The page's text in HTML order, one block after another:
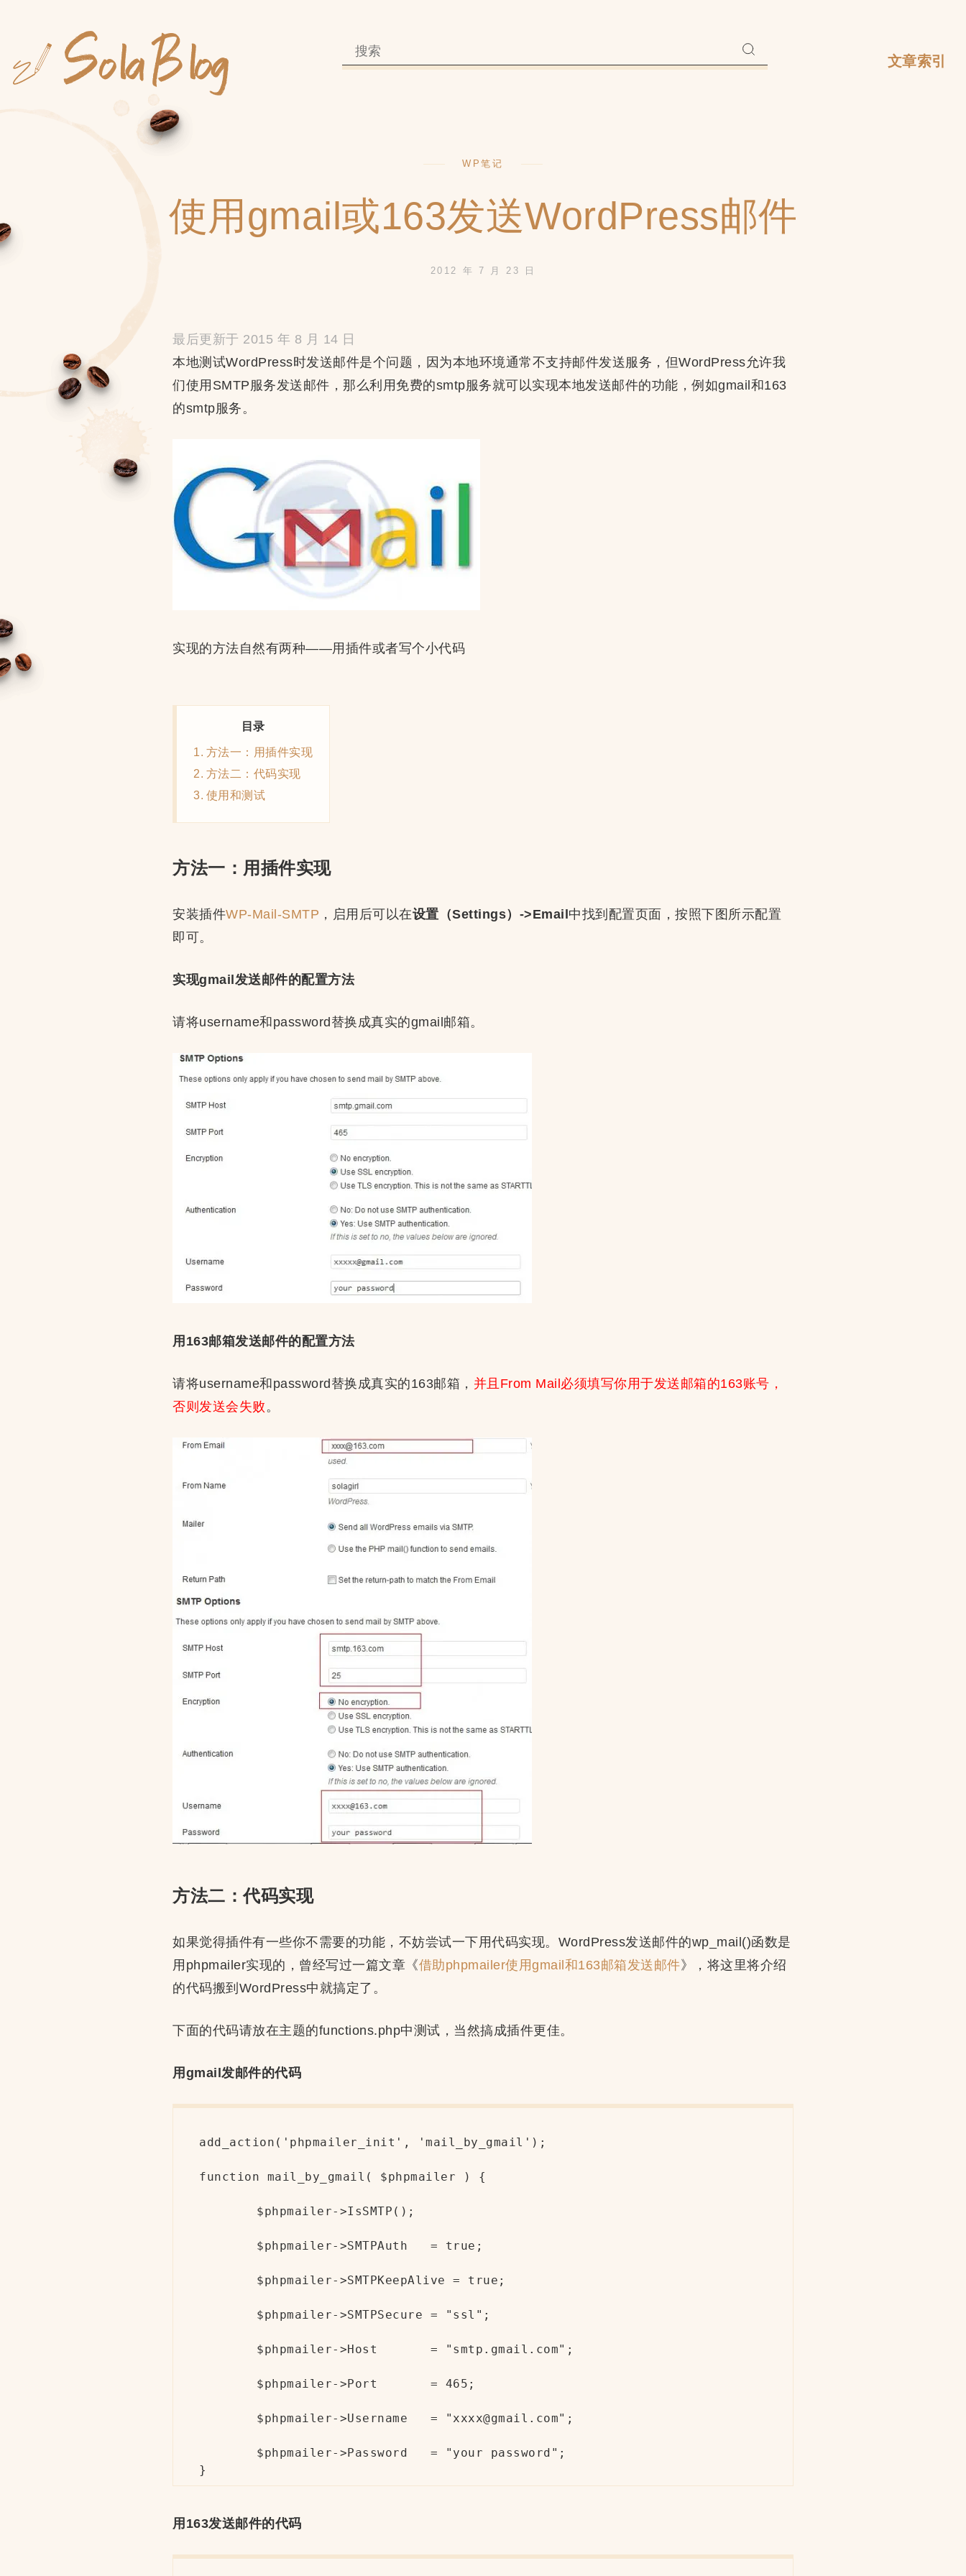
content
文章索引
WP笔记
使用gmail或163发送WordPress邮件
2012 年 7 月 23 日
最后更新于 2015 年 8 月 14 日
本地测试WordPress时发送邮件是个问题，因为本地环境通常不支持邮件发送服务，但WordPress允许我
们使用SMTP服务发送邮件，那么利用免费的smtp服务就可以实现本地发送邮件的功能，例如gmail和163
的smtp服务。
实现的方法自然有两种——用插件或者写个小代码
目录
方法一：用插件实现
方法二：代码实现
使用和测试
方法一：用插件实现
安装插件WP-Mail-SMTP ，启用后可以在设置（Settings）->Email中找到配置页面，按照下图所示配置
即可。
实现gmail发送邮件的配置方法
请将username和password替换成真实的gmail邮箱。
用163邮箱发送邮件的配置方法
请将username和password替换成真实的163邮箱， 并且From Mail必须填写你用于发送邮箱的163账号，
否则发送会失败 。
方法二：代码实现
如果觉得插件有一些你不需要的功能，不妨尝试一下用代码实现。WordPress发送邮件的wp_mail()函数是
用phpmailer实现的，曾经写过一篇文章《借助phpmailer使用gmail和163邮箱发送邮件》，将这里将介绍
的代码搬到WordPress中就搞定了。
下面的代码请放在主题的functions.php中测试，当然搞成插件更佳。
用gmail发邮件的代码
add_action('phpmailer_init', 'mail_by_gmail');
function mail_by_gmail( $phpmailer ) {
用163发送邮件的代码